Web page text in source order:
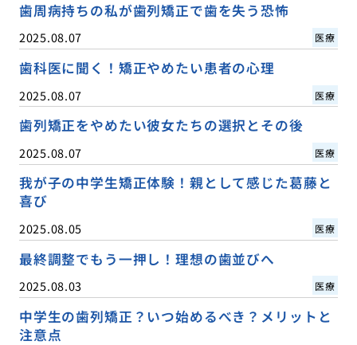
歯周病持ちの私が歯列矯正で歯を失う恐怖
2025.08.07 医療
歯科医に聞く！矯正やめたい患者の心理
2025.08.07 医療
歯列矯正をやめたい彼女たちの選択とその後
2025.08.07 医療
我が子の中学生矯正体験！親として感じた葛藤と
喜び
2025.08.05 医療
最終調整でもう一押し！理想の歯並びへ
2025.08.03 医療
中学生の歯列矯正？いつ始めるべき？メリットと
注意点